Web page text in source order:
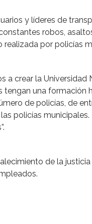
y líderes de
robos,
por policías
a crear la Universidad
una formación
de policías, de
policías
de la